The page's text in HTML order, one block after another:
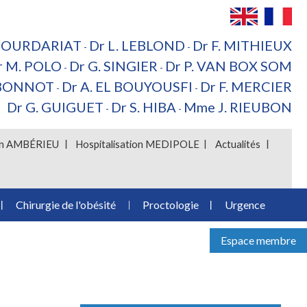
- Dr L. LEBLOND - Dr F. MITHIEUX
M. POLO - Dr G. SINGIER - Dr P. VAN BOX SOM
- Dr A. EL BOUYOUSFI - Dr F. MERCIER
Dr G. GUIGUET - Dr S. HIBA - Mme J. RIEUBON
AMBÉRIEU Hospitalisation MEDIPOLE Actualités
Chirurgie de l'obésité Proctologie Urgence
Espace membre